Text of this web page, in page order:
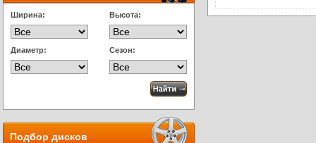
Ширина: Высота:
Диаметр: Сезон:
Подбор дисков